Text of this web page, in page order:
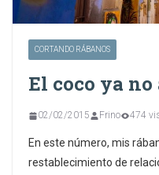
CORTANDO RÁBANOS
El coco ya no
02/02/2015 Frino 474
En este número, mis
restablecimiento de